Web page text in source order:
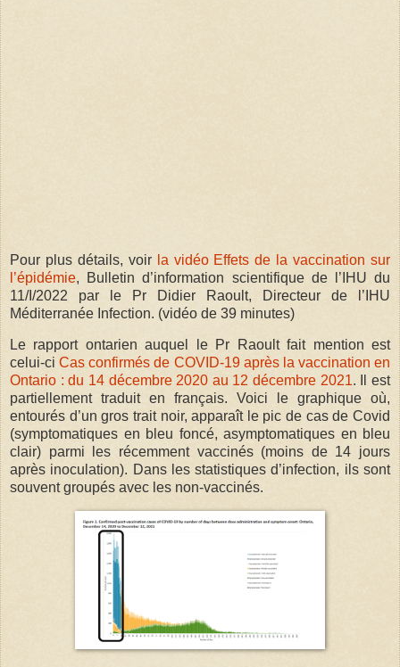
Pour plus détails, voir la vidéo Effets de la vaccination sur
l’épidémie, Bulletin d’information scientifique de l’IHU du
11/I/2022 par le Pr Didier Raoult, Directeur de l’IHU
Méditerranée Infection. (vidéo de 39 minutes)
Le rapport ontarien auquel le Pr Raoult fait mention est
celui-ciCas confirmés de COVID-19 après la vaccination en
Ontario : du 14 décembre 2020 au 12 décembre 2021. Il est
partiellement traduit en français. Voici le graphique où,
entourés d’un gros trait noir, apparaît le pic de cas de Covid
(symptomatiques en bleu foncé, asymptomatiques en bleu
clair) parmi les récemment vaccinés (moins de 14 jours
après inoculation). Dans les statistiques d’infection, ils sont
souvent groupés avec les non-vaccinés.